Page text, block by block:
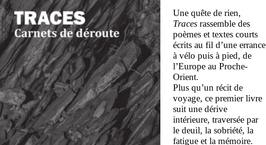
Une quête de rien,
Tracesrassemble des
poèmes et textes courts
écrits au fil d’une errance
à vélo puis à pied, de
l’Europe au Proche-
Orient.
Plus qu’un récit de
voyage, ce premier livre
suit une dérive
intérieure, traversée par
le deuil, la sobriété, la
fatigue et la mémoire.